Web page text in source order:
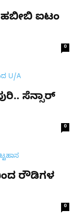
ಹಬೀಬಿ ಐಟಂ
0
ಸೆನ್ಸಾರ್​
0
ರೌಡಿಗಳ
0